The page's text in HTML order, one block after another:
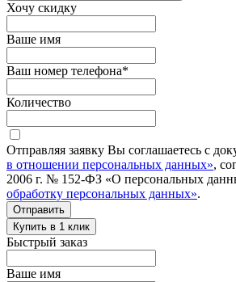
Хочу скидку
Ваше имя
Ваш номер телефона*
Количество
Отправляя заявку Вы соглашаетесь с
в отношении персональных данных»,
2006 г. № 152-ФЗ «О персональных
обработку персональных данных».
Отправить
Купить в 1 клик
Быстрый заказ
Ваше имя